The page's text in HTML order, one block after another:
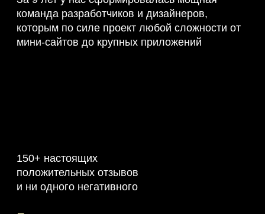
команда разработчиков и дизайнеров,
которым по силе проект любой сложности от
мини-сайтов до крупных приложений
150+ настоящих
положительных отзывов
и ни одного негативного